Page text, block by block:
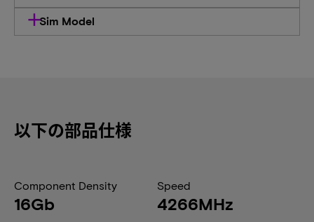
Sim Model
以下の部品仕様
Component Density
16Gb
Speed
4266MHz